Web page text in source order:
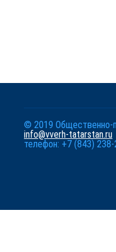
© 2019 Общественно-
info@vverh-tatarstan.ru
телефон: +7 (843)